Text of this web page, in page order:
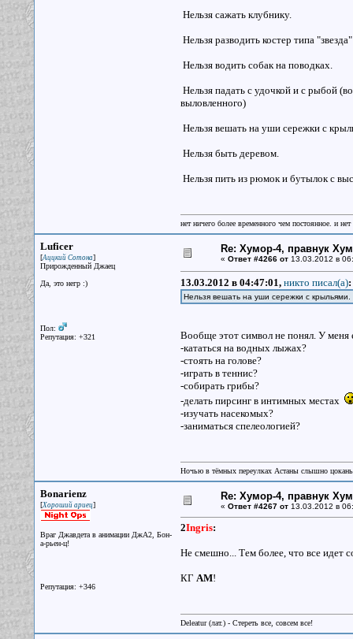
Нельзя сажать клубнику.
Нельзя разводить костер типа
Нельзя водить собак на поводках.
Нельзя падать с удочкой и с рыбой
выловленного)
Нельзя вешать на уши сережки с
Нельзя быть деревом.
Нельзя пить из рюмок и бутылок с
нет ничего более временного чем постоянное. и
Luficer
[Аццкий Сотона]
Прирожденный Джаец
Да, это негр :)
Пол:
Репутация: +321
Re: Хумор-4, правнук
« Ответ #4266 от13.03.2012 в
13.03.2012 в 04:47:01, никто писал(a):
Нельзя вешать на уши сережки с
Вообще этот символ не понял. У меня
-кататься на водных лыжах?
-стоять на голове?
-играть в теннис?
-собирать грибы?
-делать пирсинг в интимных местах
-изучать насекомых?
-заниматься спелеологией?
Ночью в тёмных переулках Астаны слышно
Bonarienz
[Хороший ариец]
Враг Джавдета в анимации ДжА2, Бон-
а-рьен-ц!
Репутация: +346
Re: Хумор-4, правнук
« Ответ #4267 от13.03.2012 в
2Ingris:
Не смешно... Тем более, что все идет
КГ АМ!
Deleatur (лат.) - Стереть все, совсем все!